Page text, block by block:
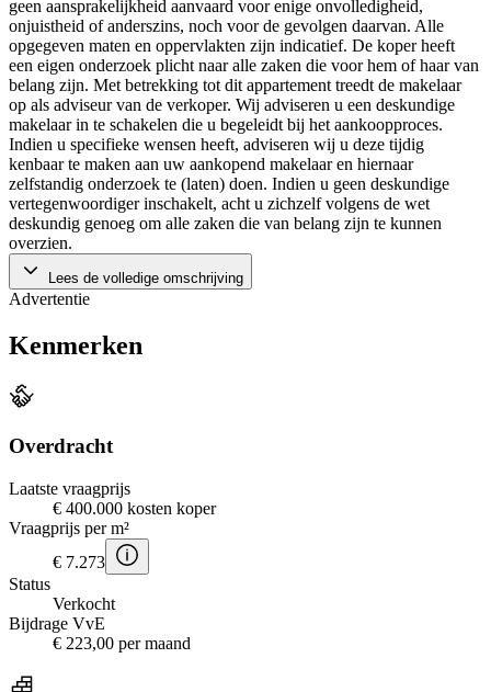
geen aansprakelijkheid aanvaard voor enige onvolledigheid,
onjuistheid of anderszins, noch voor de gevolgen daarvan. Alle
opgegeven maten en oppervlakten zijn indicatief. De koper heeft
een eigen onderzoek plicht naar alle zaken die voor hem of haar van
belang zijn. Met betrekking tot dit appartement treedt de makelaar
op als adviseur van de verkoper. Wij adviseren u een deskundige
makelaar in te schakelen die u begeleidt bij het aankoopproces.
Indien u specifieke wensen heeft, adviseren wij u deze tijdig
kenbaar te maken aan uw aankopend makelaar en hiernaar
zelfstandig onderzoek te (laten) doen. Indien u geen deskundige
vertegenwoordiger inschakelt, acht u zichzelf volgens de wet
deskundig genoeg om alle zaken die van belang zijn te kunnen
overzien.
Lees de volledige omschrijving
Advertentie
Kenmerken
Overdracht
Laatste vraagprijs
€ 400.000 kosten koper
Vraagprijs per m²
€ 7.273
Status
Verkocht
Bijdrage VvE
€ 223,00 per maand